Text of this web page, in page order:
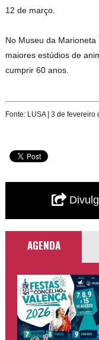
12 de março.
No Museu da
maiores estúdios de
cumprir 60 anos.
Fonte: LUSA | 3 de fevereiro
AGENDA